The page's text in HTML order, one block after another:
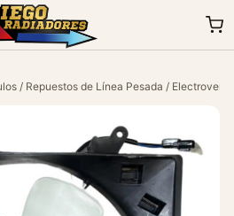
/ Repuestos de Línea Pesada /